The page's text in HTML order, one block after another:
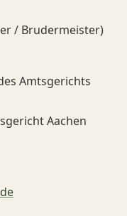
/ Brudermeister)
Amtsgerichts
Aachen